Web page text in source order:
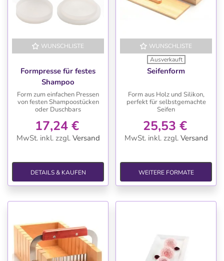
WUNSCHLISTE
Formpresse für festes
Shampoo
Form zum einfachen Pressen
von festen Shampoostücken
oder Duschbars
17,24 €
MwSt. inkl. zzgl. Versand
DETAILS & KAUFEN
WUNSCHLISTE
Ausverkauft
Seifenform
Form aus Holz und Silikon,
perfekt für selbstgemachte
Seifen
25,53 €
MwSt. inkl. zzgl. Versand
WEITERE FORMATE